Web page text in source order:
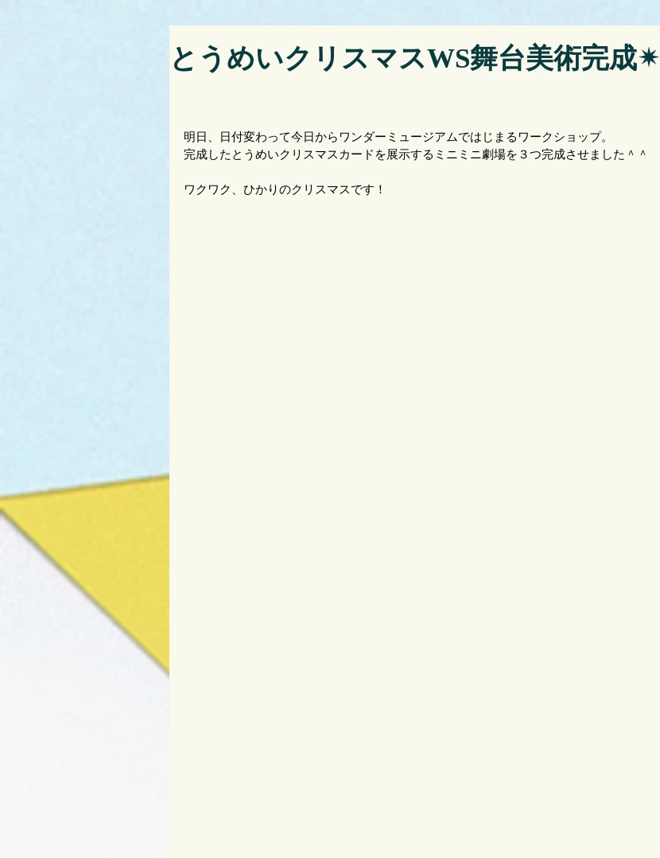
とうめいクリスマスWS舞台美術完成✴︎
明日、日付変わって今日からワンダーミュージアムではじまるワークショップ。
完成したとうめいクリスマスカードを展示するミニミニ劇場を３つ完成させました＾＾
ワクワク、ひかりのクリスマスです！